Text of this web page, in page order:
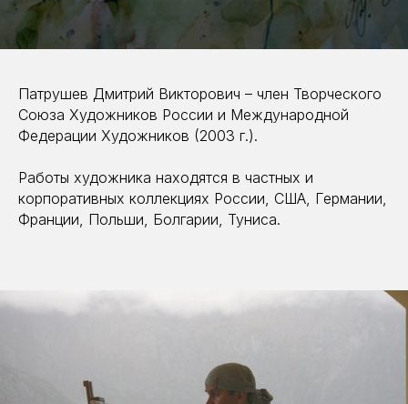
Патрушев Дмитрий Викторович – член Творческого
Союза Художников России и Международной
Федерации Художников (2003 г.).
Работы художника находятся в частных и
корпоративных коллекциях России, США, Германии,
Франции, Польши, Болгарии, Туниса.